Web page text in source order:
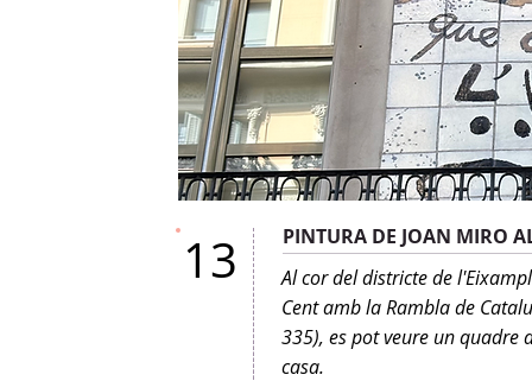
13
PINTURA DE JOAN MIRO
Al cor del districte de
Cent amb la Rambla de
335), es pot veure un quadre
casa.